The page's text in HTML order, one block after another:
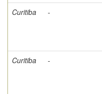
Curitiba -
Curitiba
-